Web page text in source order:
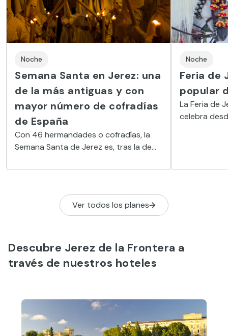
Noche
Semana Santa en Jerez: una
de la más antiguas y con
mayor número de cofradías
de España
Con 46 hermandades o cofradías, la
Semana Santa de Jerez es, tras la de
con mayor recorrido histórico. Varias
desaparecieron por el devenir de los
tiempos, pero se reinventaron en el
Noche
Feria de
popular
La Feria de
celebra
Ver todos los planes
Descubre Jerez de la Frontera a
través de nuestros hoteles